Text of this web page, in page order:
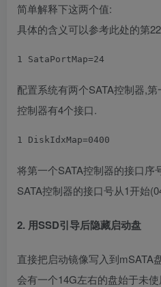
简单解释下这两个值:
具体的含义可以参考此处的第
1 SataPortMap=24
配置系统有两个SATA控制器,
控制器有4个接口.
1 DiskIdxMap=0400
将第一个SATA控制器的接口序
SATA控制器的接口号从1开始
2. 用SSD引导后隐藏启动盘
直接把启动镜像写入到mSATA
会有一个14G左右的盘始于未